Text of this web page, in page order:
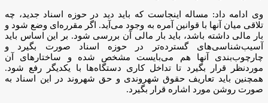
وی ادامه داد: مساله اینجاست که باید دید در حوزه اسناد جدید، چه
تلاقی میان آنها با قوانین آمره به وجود می‌آید. اگر مقرره‌ای وضع شود و
بار مالی داشته باشد، باید بار مالی آن بررسی شود. بر این اساس باید
آسیب‌شناسی‌های گسترده‌تر در حوزه اسناد صورت بگیرد و
چارچوب‌بندی آنها هم می‌بایست مشخص شده و ساختارهای آن
موردنظر قرار بگیرد تا تداخل کاری دستگاه‌ها با یکدیگر رفع شود.
همچنین باید تعاریف حقوق شهروندی و حق شهروند در این اسناد به
صورت روشن مورد اشاره قرار بگیرد.